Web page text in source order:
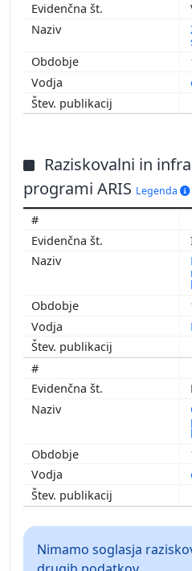
Raziskovalni in
programi ARIS Legenda
Nimamo soglasja